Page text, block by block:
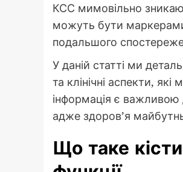
КСС мимовільно
можуть бути
подальшого
У даній статті ми
та клінічні аспекти,
інформація є важливою
адже здоров’я
Що таке